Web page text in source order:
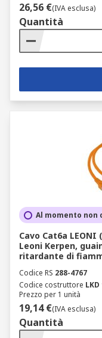
26,56 €(IVA esclusa)
Quantità
Al momento non
Cavo Cat6a
Leoni Kerpen,
ritardante di
Codice RS 288-4767
Codice costruttore LKD
Prezzo per 1 unità
19,14 €(IVA esclusa)
Quantità